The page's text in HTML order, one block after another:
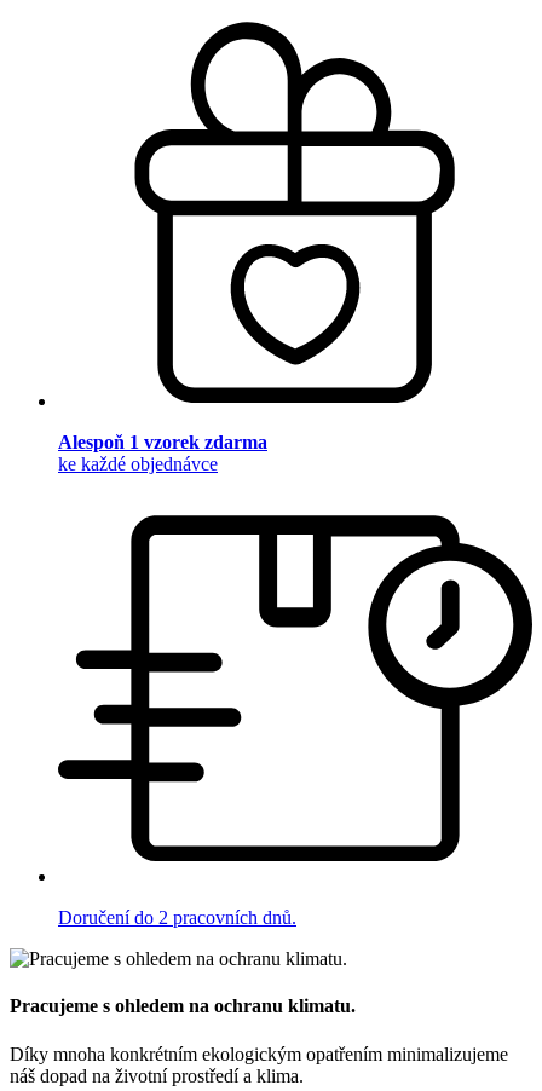
Alespoň 1 vzorek zdarma
ke každé objednávce
Doručení do 2 pracovních dnů.
Pracujeme s ohledem na ochranu klimatu.
Díky mnoha konkrétním ekologickým opatřením minimalizujeme
náš dopad na životní prostředí a klima.